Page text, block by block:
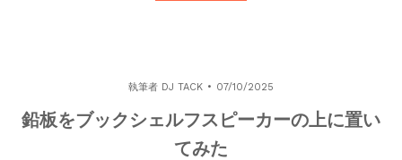
執筆者 DJ TACK 07/10/2025
鉛板をブックシェルフスピーカーの上に置い
てみた